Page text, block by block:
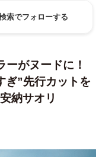
索でフォローする
ーがヌードに！
”先行カットを
納サオリ